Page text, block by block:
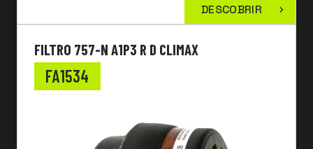
DESCOBRIR
FILTRO 757-N A1P3 R D CLIMAX
FA1534